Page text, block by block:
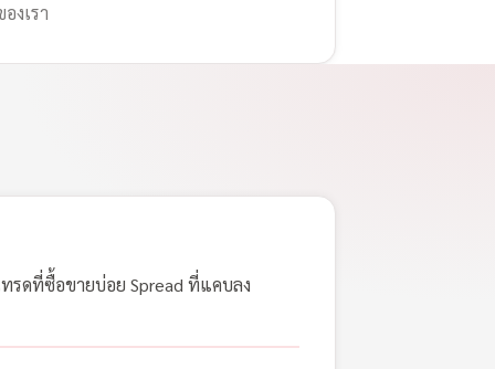
งเรา
รดที่ซื้อขายบ่อย Spread ที่แคบลง